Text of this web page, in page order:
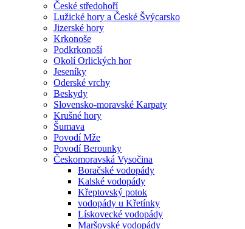
České středohoří
Lužické hory a České Švýcarsko
Jizerské hory
Krkonoše
Podkrkonoší
Okolí Orlických hor
Jeseníky
Oderské vrchy
Beskydy
Slovensko-moravské Karpaty
Krušné hory
Šumava
Povodí Mže
Povodí Berounky
Českomoravská Vysočina
Boračské vodopády
Kalské vodopády
Křeptovský potok
vodopády u Křetínky
Lískovecké vodopády
Maršovské vodopády